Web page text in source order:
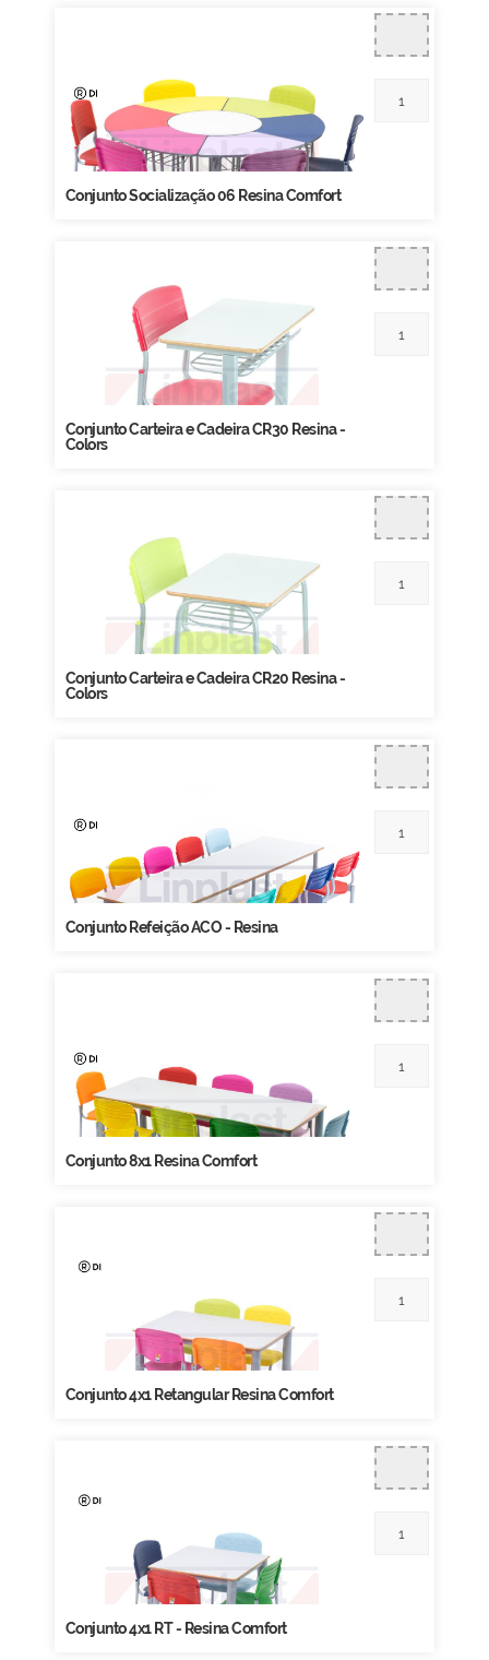
Conjunto Socialização 06 Resina Comfort
Conjunto Carteira e Cadeira CR30 Resina -
Colors
Conjunto Carteira e Cadeira CR20 Resina -
Colors
Conjunto Refeição ACO - Resina
Conjunto 8x1 Resina Comfort
Conjunto 4x1 Retangular Resina Comfort
Conjunto 4x1 RT - Resina Comfort